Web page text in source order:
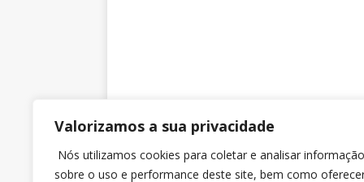
Valorizamos a sua privacidade
Nós utilizamos cookies para coletar e analisar informação
sobre o uso e performance deste site, bem como
SINTRAJUSC
Rua dos Ilhéus nº 118 Sobreloja – Sala 3 – Ed.